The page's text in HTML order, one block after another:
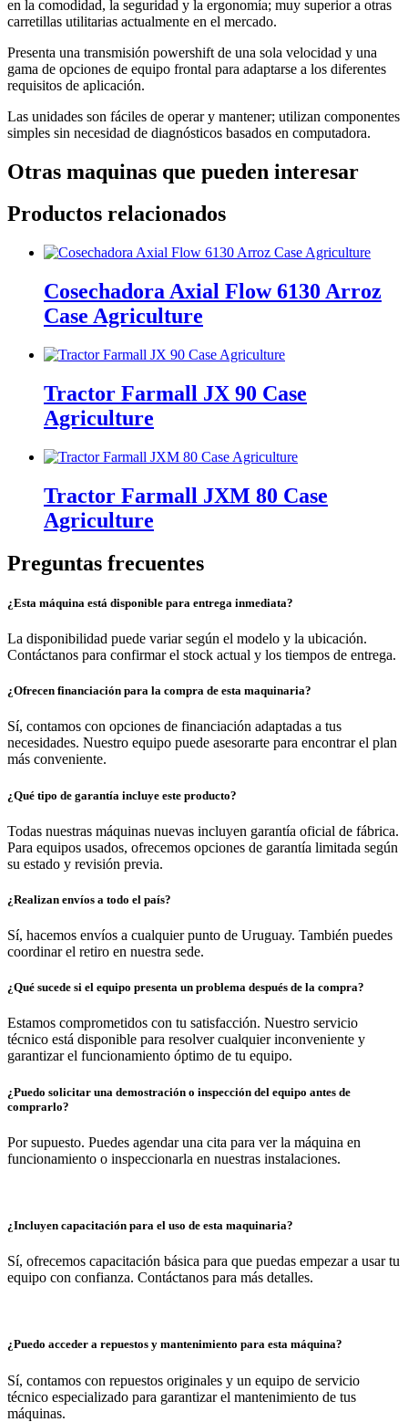
en la comodidad, la seguridad y la ergonomía; muy superior a otras
carretillas utilitarias actualmente en el mercado.
Presenta una transmisión powershift de una sola velocidad y una
gama de opciones de equipo frontal para adaptarse a los diferentes
requisitos de aplicación.
Las unidades son fáciles de operar y mantener; utilizan componentes
simples sin necesidad de diagnósticos basados ​​en computadora.
Otras maquinas que pueden interesar
Productos relacionados
Cosechadora Axial Flow 6130 Arroz
Case Agriculture
Tractor Farmall JX 90 Case
Agriculture
Tractor Farmall JXM 80 Case
Agriculture
Preguntas frecuentes
¿Esta máquina está disponible para entrega inmediata?
La disponibilidad puede variar según el modelo y la ubicación.
Contáctanos para confirmar el stock actual y los tiempos de entrega.
¿Ofrecen financiación para la compra de esta maquinaria?
Sí, contamos con opciones de financiación adaptadas a tus
necesidades. Nuestro equipo puede asesorarte para encontrar el plan
más conveniente.
¿Qué tipo de garantía incluye este producto?
Todas nuestras máquinas nuevas incluyen garantía oficial de fábrica.
Para equipos usados, ofrecemos opciones de garantía limitada según
su estado y revisión previa.
¿Realizan envíos a todo el país?
Sí, hacemos envíos a cualquier punto de Uruguay. También puedes
coordinar el retiro en nuestra sede.
¿Qué sucede si el equipo presenta un problema después de la compra?
Estamos comprometidos con tu satisfacción. Nuestro servicio
técnico está disponible para resolver cualquier inconveniente y
garantizar el funcionamiento óptimo de tu equipo.
¿Puedo solicitar una demostración o inspección del equipo antes de
comprarlo?
Por supuesto. Puedes agendar una cita para ver la máquina en
funcionamiento o inspeccionarla en nuestras instalaciones.
¿Incluyen capacitación para el uso de esta maquinaria?
Sí, ofrecemos capacitación básica para que puedas empezar a usar tu
equipo con confianza. Contáctanos para más detalles.
¿Puedo acceder a repuestos y mantenimiento para esta máquina?
Sí, contamos con repuestos originales y un equipo de servicio
técnico especializado para garantizar el mantenimiento de tus
máquinas.